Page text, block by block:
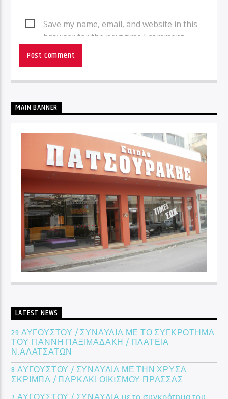
Save my name, email, and website in this
browser for the next time I comment.
MAIN BANNER
LATEST NEWS
29 ΑΥΓΟΥΣΤΟΥ / ΣΥΝΑΥΛΙΑ ΜΕ ΤΟ ΣΥΓΚΡΟΤΗΜΑ
ΤΟΥ ΓΙΑΝΝΗ ΠΑΞΙΜΑΔΑΚΗ / ΠΛΑΤΕΙΑ
Ν.ΑΛΑΤΣΑΤΩΝ
8 ΑΥΓΟΥΣΤΟΥ / ΣΥΝΑΥΛΙΑ ΜΕ ΤΗΝ ΧΡΥΣΑ
ΣΚΡΙΜΠΑ / ΠΑΡΚΑΚΙ ΟΙΚIΣΜΟΥ ΠΡΑΣΣΑΣ